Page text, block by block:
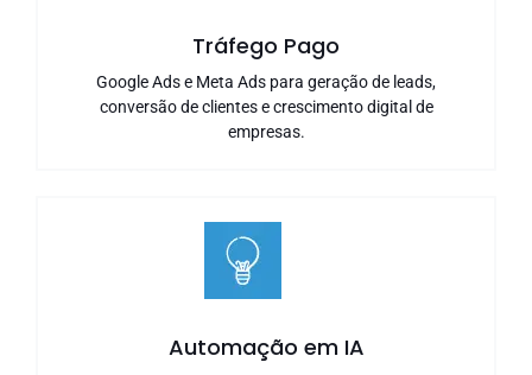
Tráfego Pago
Google Ads e Meta Ads para geração de leads,
conversão de clientes e crescimento digital de
empresas.
Automação em IA